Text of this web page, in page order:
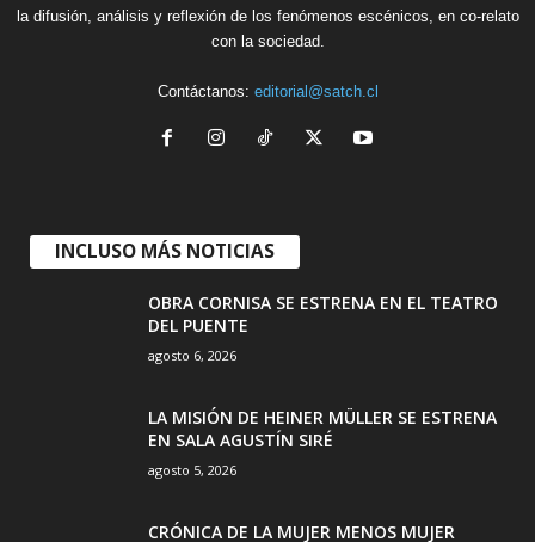
la difusión, análisis y reflexión de los fenómenos escénicos, en co-relato
con la sociedad.
Contáctanos: editorial@satch.cl
INCLUSO MÁS NOTICIAS
OBRA CORNISA SE ESTRENA EN EL TEATRO
DEL PUENTE
agosto 6, 2026
LA MISIÓN DE HEINER MÜLLER SE ESTRENA
EN SALA AGUSTÍN SIRÉ
agosto 5, 2026
CRÓNICA DE LA MUJER MENOS MUJER